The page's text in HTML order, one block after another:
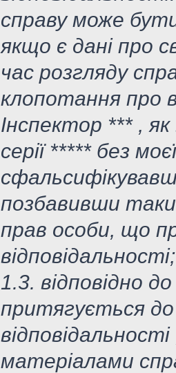
справу може
якщо є дані про
час розгляду
клопотання про
Інспектор *** ,
серії ***** без
позбавивши
прав особи, що
відповідальності;
1.3. відповідно
притягується до
матеріалами